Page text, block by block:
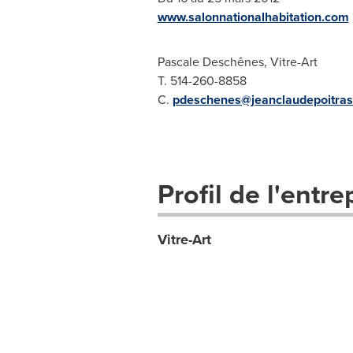
www.salonnationalhabitation.com
Pascale Deschênes, Vitre-Art
T. 514-260-8858
C.
Profil de
Vitre-Art